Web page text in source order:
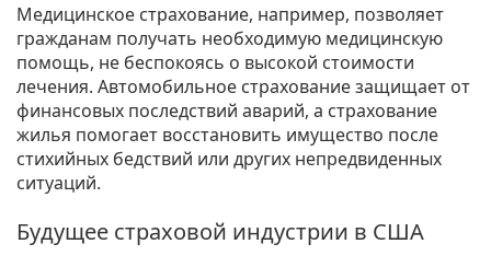
Медицинское страхование, например, позволяет
гражданам получать необходимую медицинскую
помощь, не беспокоясь о высокой стоимости
лечения. Автомобильное страхование защищает от
финансовых последствий аварий, а страхование
жилья помогает восстановить имущество после
стихийных бедствий или других непредвиденных
ситуаций.
Будущее страховой индустрии в США